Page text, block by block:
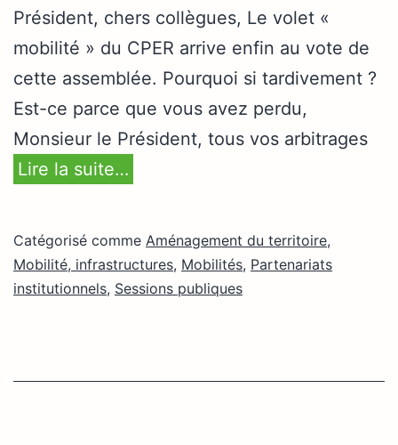
Président, chers collègues, Le volet «
mobilité » du CPER arrive enfin au vote de
cette assemblée. Pourquoi si tardivement ?
Est-ce parce que vous avez perdu,
Monsieur le Président, tous vos arbitrages
Lire la suite…
Catégorisé comme Aménagement du territoire,
Mobilité, infrastructures, Mobilités, Partenariats
institutionnels, Sessions publiques